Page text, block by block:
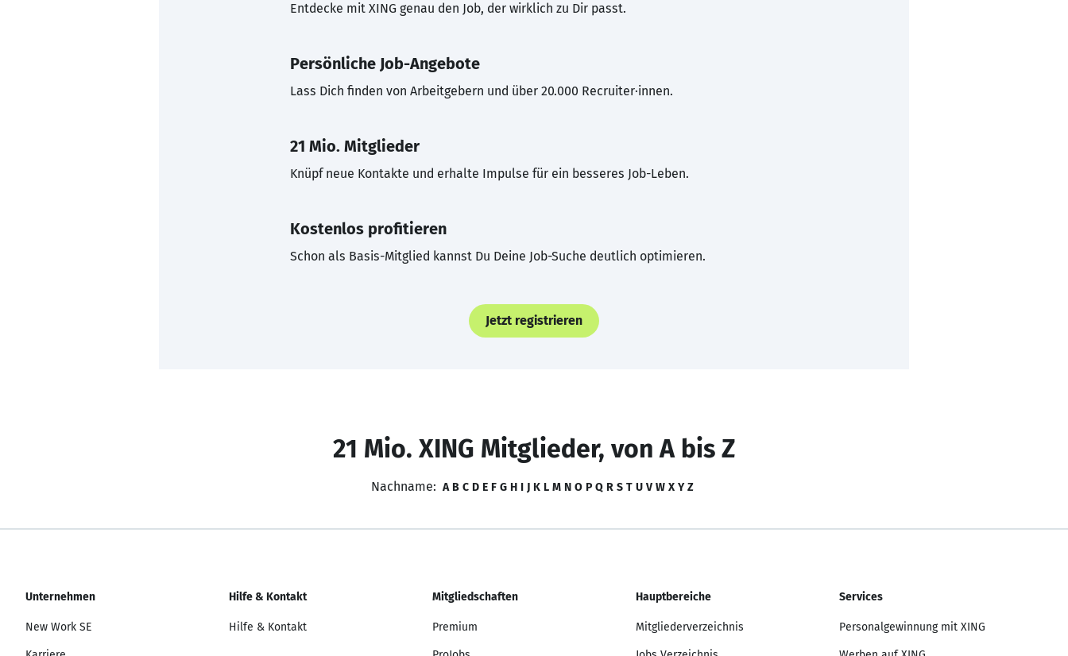
Entdecke mit XING genau den Job, der wirklich zu Dir passt.
Persönliche Job-Angebote
Lass Dich finden von Arbeitgebern und über 20.000 Recruiter·innen.
21 Mio. Mitglieder
Knüpf neue Kontakte und erhalte Impulse für ein besseres Job-Leben.
Kostenlos profitieren
Schon als Basis-Mitglied kannst Du Deine Job-Suche deutlich optimieren.
Jetzt registrieren
21 Mio. XING Mitglieder, von A bis Z
Nachname: A B C D E F G H I J K L M N O P Q R S T U V W X Y Z
Unternehmen
New Work SE
Hilfe & Kontakt
Hilfe & Kontakt
Mitgliedschaften
Premium
Hauptbereiche
Mitgliederverzeichnis
Services
Personalgewinnung mit XING